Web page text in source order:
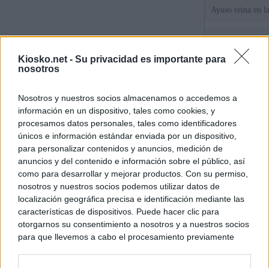
Kiosko.net - Su privacidad es importante para
nosotros
Nosotros y nuestros socios almacenamos o accedemos a
información en un dispositivo, tales como cookies, y
procesamos datos personales, tales como identificadores
únicos e información estándar enviada por un dispositivo,
para personalizar contenidos y anuncios, medición de
anuncios y del contenido e información sobre el público, así
como para desarrollar y mejorar productos. Con su permiso,
nosotros y nuestros socios podemos utilizar datos de
localización geográfica precisa e identificación mediante las
características de dispositivos. Puede hacer clic para
otorgarnos su consentimiento a nosotros y a nuestros socios
para que llevemos a cabo el procesamiento previamente
Ayuso reina en
El juez propone
la filtración de
jefa" Ayuso
WhatsApp,
un nuevo cruce
15 de agosto
© Kiosko.net Aviso Legal Privacidad y Cookies